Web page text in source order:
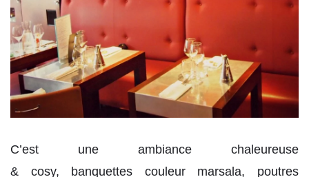
C’est une ambiance chaleureuse
& cosy, banquettes couleur marsala, poutres